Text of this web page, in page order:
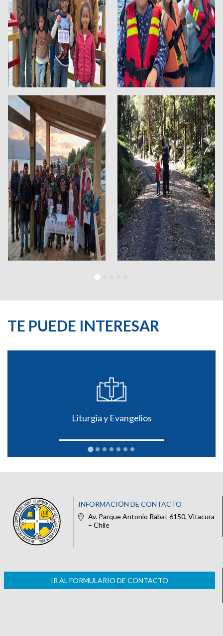
TE PUEDE INTERESAR
Liturgia y Evangelios
INFORMACIÓN DE CONTACTO
Av. Parque Antonio Rabat 6150, Vitacura
– Chile
IR AL FORMULARIO DE CONTACTO